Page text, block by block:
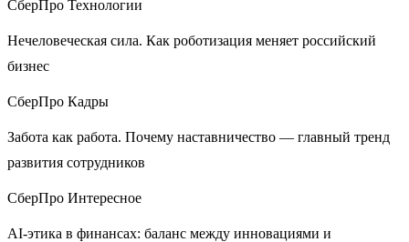
СберПро Технологии
Нечеловеческая сила. Как роботизация меняет российский
бизнес
СберПро Кадры
Забота как работа. Почему наставничество — главный тренд
развития сотрудников
СберПро Интересное
AI-этика в финансах: баланс между инновациями и